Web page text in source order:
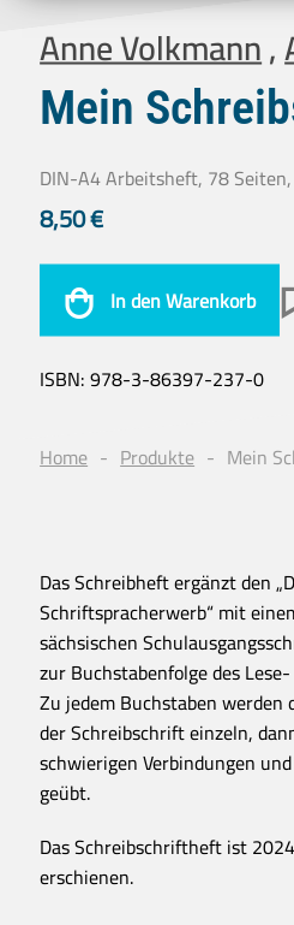
Anne Volkmann,
Mein
DIN-A4 Arbeitsheft, 78
8,50€
In den Warenkorb
ISBN:978-3-86397-237-0
Home Produkte Mein
Das Schreibheft ergänzt den
Schriftspracherwerb“ mit
sächsischen
zur Buchstabenfolge des
Zu jedem Buchstaben werden
der Schreibschrift einzeln,
schwierigen Verbindungen
geübt.
Das Schreibschriftheft ist
erschienen.